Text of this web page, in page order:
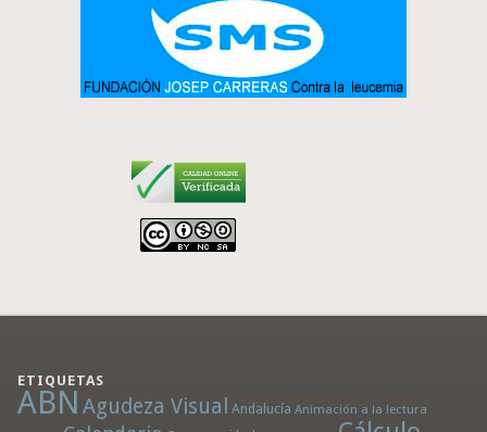
ETIQUETAS
ABN Agudeza Visual Andalucía Animación a la lectura